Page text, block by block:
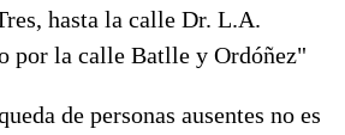
hasta la calle Dr. L.A.
por la calle Batlle y Ordóñez"
de personas ausentes no es